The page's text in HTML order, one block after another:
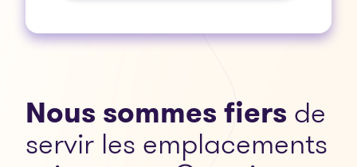
Nous sommes fiers de
servir les emplacements